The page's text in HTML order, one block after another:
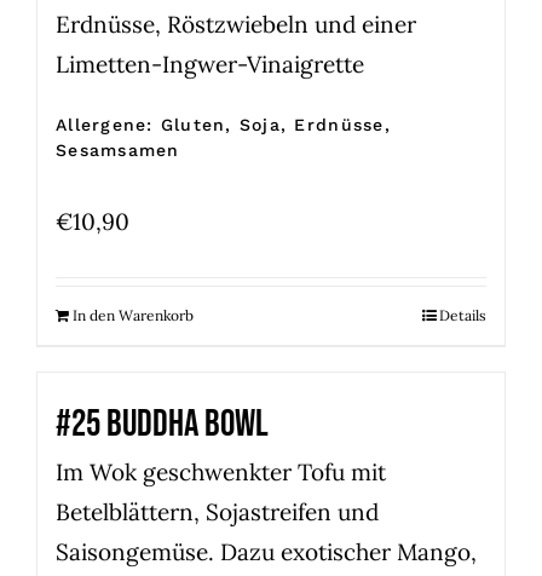
Erdnüsse, Röstzwiebeln und einer
Limetten-Ingwer-Vinaigrette
Allergene: Gluten, Soja, Erdnüsse,
Sesamsamen
€10,90
In den Warenkorb Details
#25 BUDDHA BOWL
Im Wok geschwenkter Tofu mit
Betelblättern, Sojastreifen und
Saisongemüse. Dazu exotischer Mango,